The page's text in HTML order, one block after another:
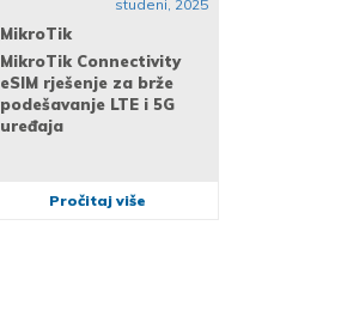
studeni, 2025
MikroTik
MikroTik Connectivity
eSIM rješenje za brže
podešavanje LTE i 5G
uređaja
Pročitaj više